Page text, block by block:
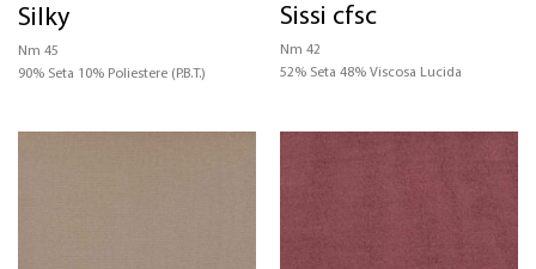
Silky
Nm 45
90% Seta 10% Poliestere (P.B.T.)
Sissi cfsc
Nm 42
52% Seta 48% Viscosa Lucida